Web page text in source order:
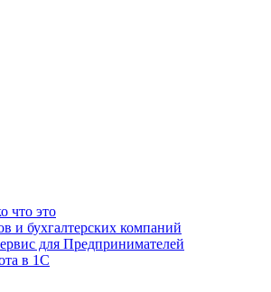
что это
и бухгалтерских компаний
для Предпринимателей
в 1С